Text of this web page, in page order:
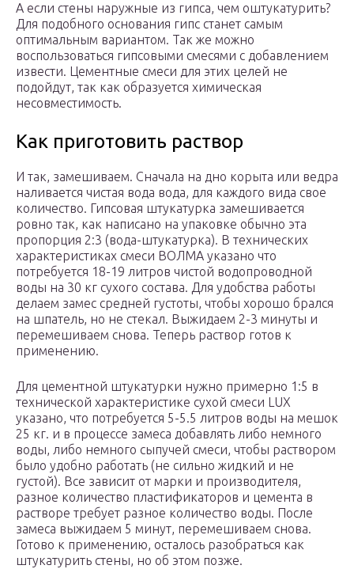
А если стены наружные из гипса, чем оштукатурить?
Для подобного основания гипс станет самым
оптимальным вариантом. Так же можно
воспользоваться гипсовыми смесями с добавлением
извести. Цементные смеси для этих целей не
подойдут, так как образуется химическая
несовместимость.
Как приготовить раствор
И так, замешиваем. Сначала на дно корыта или ведра
наливается чистая вода вода, для каждого вида свое
количество. Гипсовая штукатурка замешивается
ровно так, как написано на упаковке обычно эта
пропорция 2:3 (вода-штукатурка). В технических
характеристиках смеси ВОЛМА указано что
потребуется 18-19 литров чистой водопроводной
воды на 30 кг сухого состава. Для удобства работы
делаем замес средней густоты, чтобы хорошо брался
на шпатель, но не стекал. Выжидаем 2-3 минуты и
перемешиваем снова. Теперь раствор готов к
применению.
Для цементной штукатурки нужно примерно 1:5 в
технической характеристике сухой смеси LUX
указано, что потребуется 5-5.5 литров воды на мешок
25 кг. и в процессе замеса добавлять либо немного
воды, либо немного сыпучей смеси, чтобы раствором
было удобно работать (не сильно жидкий и не
густой). Все зависит от марки и производителя,
разное количество пластификаторов и цемента в
растворе требует разное количество воды. После
замеса выжидаем 5 минут, перемешиваем снова.
Готово к применению, осталось разобраться как
штукатурить стены, но об этом позже.